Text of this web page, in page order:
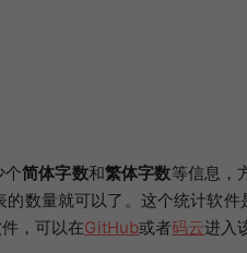
个简体字数和繁体字数等信息，
数量就可以了。这个统计软
，可以在GitHub或者码云进入